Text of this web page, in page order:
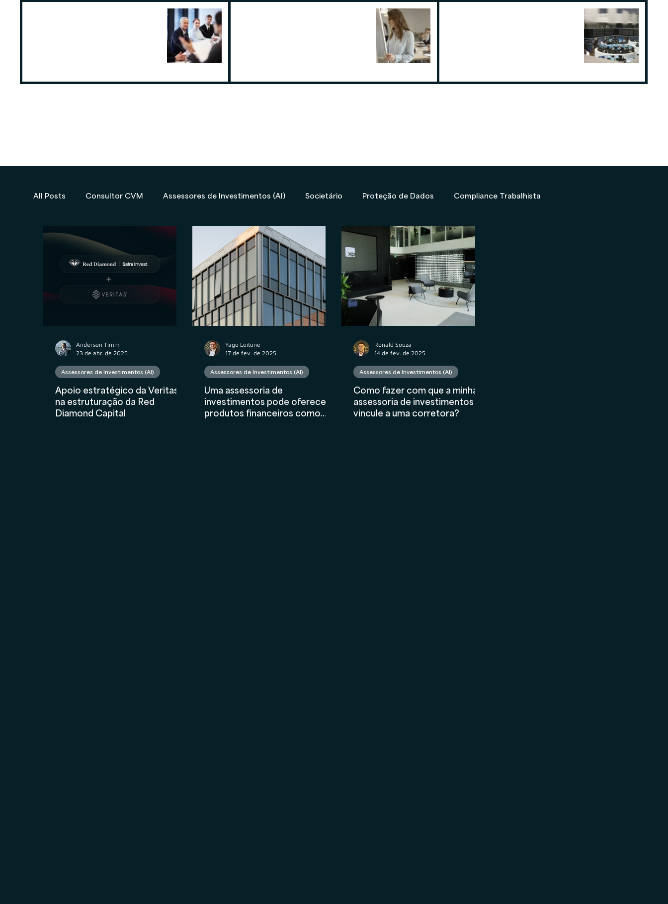
All Posts Consultor CVM Assessores de Investimentos (AI) Societário Proteção de Dados Compliance Trabalhista
Propriedade Intelectual Contratos Wealth Planning Tributário Valuation Marketing
Compliance Financeiro AIInFinance
Apoio estratégico da Veritas
na estruturação da Red
Diamond Capital
Assessores de Investimentos (AI)
Anderson Timm
23 de abr. de 2025
Uma assessoria de
investimentos pode oferecer
produtos financeiros como
Assessores de Investimentos (AI)
Yago Leitune
17 de fev. de 2025
Como fazer com que a minha
assessoria de investimentos se
vincule a uma corretora?
Assessores de Investimentos (AI)
Ronald Souza
14 de fev. de 2025